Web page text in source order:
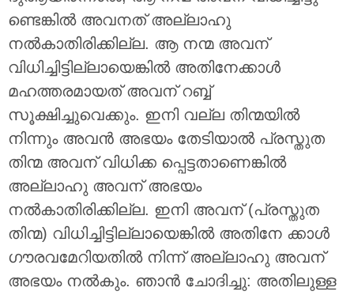
ണ്ടെങ്കിൽ അവനത് അല്ലാഹു
നൽകാതിരിക്കില്ല. ആ നന്മ അവന്
വിധിച്ചിട്ടില്ലായെങ്കിൽ അതിനേക്കാൾ
മഹത്തരമായത് അവന് റബ്ബ്
സൂക്ഷിച്ചുവെക്കും. ഇനി വല്ല തിന്മയിൽ
നിന്നും അവൻ അഭയം തേടിയാൽ പ്രസ്തുത
തിന്മ അവന് വിധിക്ക പ്പെട്ടതാണെങ്കിൽ
അല്ലാഹു അവന് അഭയം
നൽകാതിരിക്കില്ല. ഇനി അവന് (പ്രസ്തുത
തിന്മ) വിധിച്ചിട്ടില്ലായെങ്കിൽ അതിനേ ക്കാൾ
ഗൗരവമേറിയതിൽ നിന്ന് അല്ലാഹു അവന്
അഭയം നൽകും. ഞാൻ ചോദിച്ചു: അതിലുള്ള